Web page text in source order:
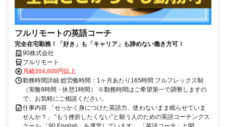
フルリモートの英語コーチ
完全在宅勤務！「好き」も「キャリア」も諦めない働き方可！
90株式会社
フルリモート
月給304,000円以上
勤務時間詳細 総労働時間：1ヶ月あたり165時間 フルフレックス制
（実働8時間・休憩1時間） ※勤務時間はご希望第一で調整しますの
で、お気軽にご相談ください。
仕事内容 「せっかく身につけた英語力、使わないまま眠らせていま
せんか？」 “もう挫折したくない”と願う人のための英語コーチングス